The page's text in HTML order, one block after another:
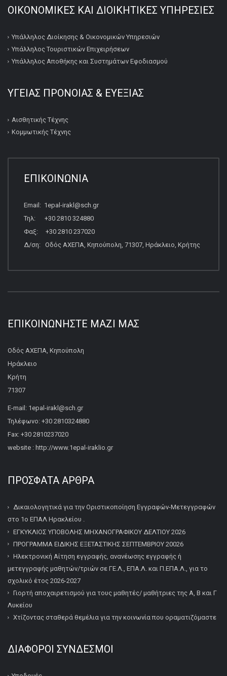
ΟΙΚΟΝΟΜΙΚΕΣ ΚΑΙ ΔΙΟΙΚΗΤΙΚΕΣ ΥΠΗΡΕΣΙΕΣ
Υπάλληλος Διοίκησης & Οικονομικών Υπηρεσιών
Υπάλληλος Τουριστικών Επιχειρήσεων
Υπάλληλος Αποθήκης και Συστημάτων Εφοδιασμού
ΥΓΕΙΑΣ ΠΡΟΝΟΙΑΣ & ΕΥΕΞΙΑΣ
Αισθητικής Τέχνης
Κομμωτικής Τέχνης
ΕΠΙΚΟΙΝΩΝΙΑ
Email: 1epal-irakl@sch.gr
Τηλ: +30 2810 324880
Φαξ: +30 2810 237020
Δ/ση: Οδός ΑΧΕΠΑ, Κηπούπολη, 71307, Ηράκλειο, Κρήτης
ΕΠΙΚΟΙΝΩΝΉΣΤΕ ΜΑΖΊ ΜΑΣ
Οδός ΑΧΕΠΑ, Κηπούπολη
Ηράκλειο
Κρήτη
71307
E-mail: 1epal-irakl@sch.gr
Τηλέφωνο: +30 2810324880
Fax: +30 2810237020
website : http://www.1epal-iraklio.gr
ΠΡΌΣΦΑΤΑ ΆΡΘΡΑ
Δικαιολογητικά για την Οριστικοποίηση Εγγραφών-Μετεγγραφών
στο 1ο ΕΠΑΛ Ηρακλείου .
ΕΓΚΥΚΛΙΟΣ ΥΠΟΒΟΛΗΣ ΜΗΧΑΝΟΓΡΑΦΙΚΟΥ ΔΕΛΤΙΟΥ 2026
ΠΡΟΓΡΑΜΜΑ ΕΙΔΙΚΗΣ ΕΞΕΤΑΣΤΙΚΗΣ ΣΕΠΤΕΜΒΡΙΟΥ 20026
Ηλεκτρονική Αίτηση εγγραφής, ανανέωσης εγγραφής ή
μετεγγραφής μαθητών/τριών σε ΓΕ.Λ., ΕΠΑ.Λ. και Π.ΕΠΑ.Λ., για το
σχολικό έτος 2026-2027
Γιορτή αποχαιρετισμού για τους μαθητές/ μαθήτριες της Α, Β και Γ
Λυκείου
Χτίζοντας σταθερά θεμέλια για την κοινωνία που οραματιζόμαστε
ΔΙΆΦΟΡΟΙ ΣΎΝΔΕΣΜΟΙ